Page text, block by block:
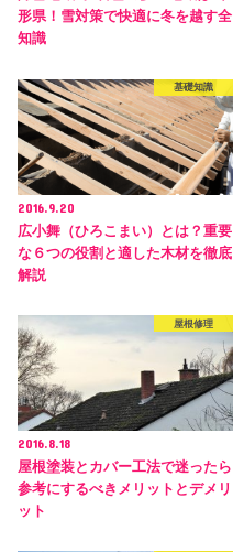
形県！雪対策で快適に冬を越す全
知識
基礎知識
2016.9.20
広小舞（ひろこまい）とは？重要
な６つの役割と適した木材を徹底
解説
屋根修理
2016.8.18
屋根塗装とカバー工法で迷ったら
参考にするべきメリットとデメリ
ット